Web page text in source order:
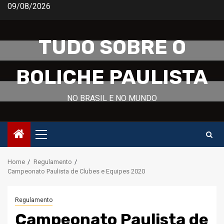
Skip09/08/2026
TUDO SOBRE O
BOLICHE PAULISTA
NO BRASIL E NO MUNDO
Primary
Menu
Home
Regulamento
Campeonato Paulista de Clubes e Equipes 2020
Regulamento
Campeonato Paulista de